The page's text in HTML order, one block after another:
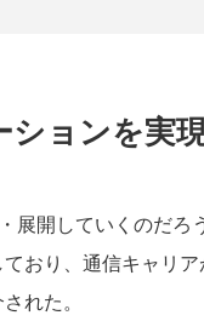
ョンを実
開していくのだろ
おり、通信キャリ
れた。